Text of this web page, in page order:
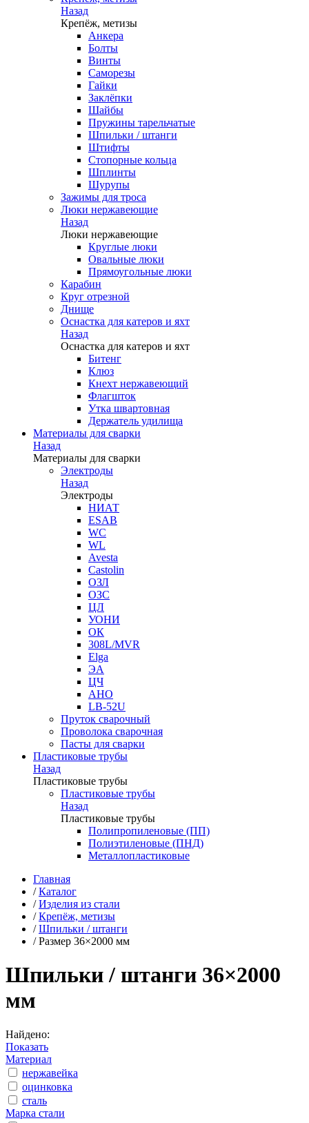
Назад
Крепёж, метизы
Анкера
Болты
Винты
Саморезы
Гайки
Заклёпки
Шайбы
Пружины тарельчатые
Шпильки / штанги
Штифты
Стопорные кольца
Шплинты
Шурупы
Зажимы для троса
Люки нержавеющие
Назад
Люки нержавеющие
Круглые люки
Овальные люки
Прямоугольные люки
Карабин
Круг отрезной
Днище
Оснастка для катеров и яхт
Назад
Оснастка для катеров и яхт
Битенг
Клюз
Кнехт нержавеющий
Флагшток
Утка швартовная
Держатель удилища
Материалы для сварки
Назад
Материалы для сварки
Электроды
Назад
Электроды
НИАТ
ESAB
WC
WL
Avesta
Castolin
ОЗЛ
ОЗС
ЦЛ
УОНИ
ОК
308L/MVR
Elga
ЭА
ЦЧ
АНО
LB-52U
Пруток сварочный
Проволока сварочная
Пасты для сварки
Пластиковые трубы
Назад
Пластиковые трубы
Пластиковые трубы
Назад
Пластиковые трубы
Полипропиленовые (ПП)
Полиэтиленовые (ПНД)
Металлопластиковые
Главная
/ Каталог
/ Изделия из стали
/ Крепёж, метизы
/ Шпильки / штанги
/ Размер 36×2000 мм
Шпильки / штанги 36×2000
мм
Найдено:
Показать
Материал
нержавейка
оцинковка
сталь
Марка стали